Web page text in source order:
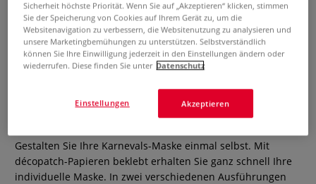
décopatch Maske Karneval
0 Bewertungen
Gestalten Sie Ihre Karnevals-Maske einmal selbst. Mit
décopatch-Papieren beklebt erhalten Sie ganz schnell Ihre
individuelle Maske. In zwei verschiedenen Ausführungen
Sicherheit höchste Priorität. Wenn Sie auf „Akzeptieren“ klicken, stimmen
Sie der Speicherung von Cookies auf Ihrem Gerät zu, um die
Websitenavigation zu verbessern, die Websitenutzung zu analysieren und
unsere Marketingbemühungen zu unterstützen. Selbstverständlich
können Sie Ihre Einwilligung jederzeit in den Einstellungen ändern oder
wiederrufen. Diese finden Sie unter Datenschutz
Akzeptieren
Einstellungen